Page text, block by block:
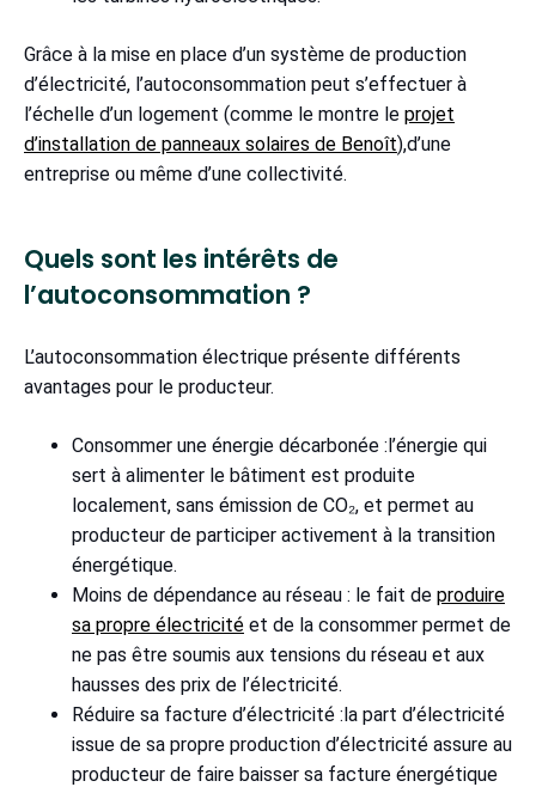
Grâce à la mise en place d’un système de production
d’électricité, l’autoconsommation peut s’effectuer à
l’échelle d’un logement (comme le montre le projet
d’installation de panneaux solaires de Benoît),d’une
entreprise ou même d’une collectivité.
Quels sont les intérêts de
l’autoconsommation ?
L’autoconsommation électrique présente différents
avantages pour le producteur.
Consommer une énergie décarbonée :l’énergie qui
sert à alimenter le bâtiment est produite
localement, sans émission de CO₂, et permet au
producteur de participer activement à la transition
énergétique.
Moins de dépendance au réseau : le fait de produire
sa propre électricité et de la consommer permet de
ne pas être soumis aux tensions du réseau et aux
hausses des prix de l’électricité.
Réduire sa facture d’électricité :la part d’électricité
issue de sa propre production d’électricité assure au
producteur de faire baisser sa facture énergétique